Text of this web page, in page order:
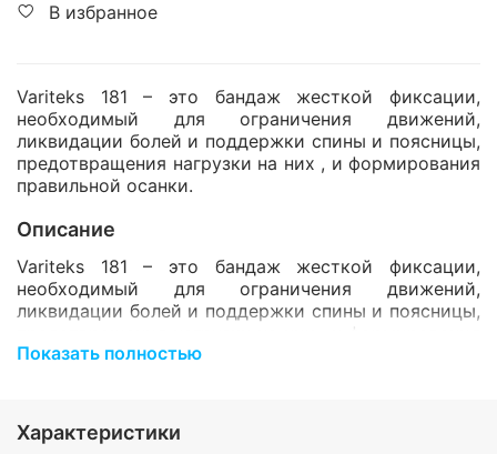
В избранное
Variteks 181 – это бандаж жесткой фиксации,
необходимый для ограничения движений,
ликвидации болей и поддержки спины и поясницы,
предотвращения нагрузки на них , и формирования
правильной осанки.
Описание
Variteks 181 – это бандаж жесткой фиксации,
необходимый для ограничения движений,
ликвидации болей и поддержки спины и поясницы,
правильной осанки.
болях в пояснице
Показать полностью
Характеристики